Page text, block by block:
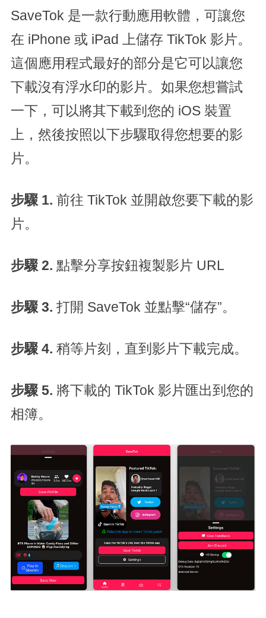
SaveTok 是一款行動應用軟體，可讓您
在 iPhone 或 iPad 上儲存 TikTok 影片。
這個應用程式最好的部分是它可以讓您
下載沒有浮水印的影片。如果您想嘗試
一下，可以將其下載到您的 iOS 裝置
上，然後按照以下步驟取得您想要的影
片。
步驟 1. 前往 TikTok 並開啟您要下載的影
片。
步驟 2. 點擊分享按鈕複製影片 URL
步驟 3. 打開 SaveTok 並點擊“儲存”。
步驟 4. 稍等片刻，直到影片下載完成。
步驟 5. 將下載的 TikTok 影片匯出到您的
相簿。